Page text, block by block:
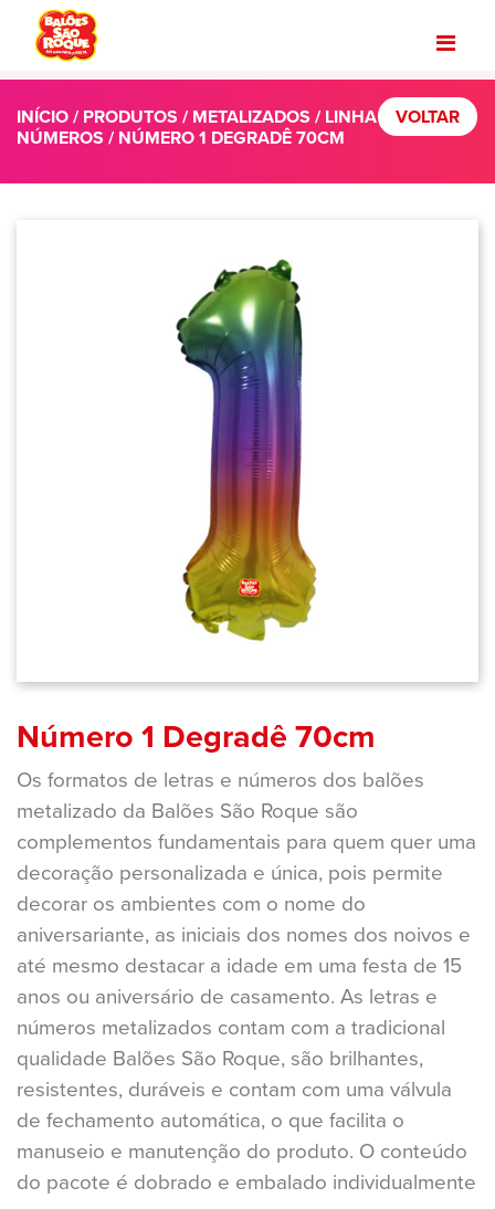
INÍCIO/PRODUTOS / METALIZADOS / LINHA
NÚMEROS / NÚMERO 1 DEGRADÊ 70CM
VOLTAR
Número 1 Degradê 70cm
Os formatos de letras e números dos balões
metalizado da Balões São Roque são
complementos fundamentais para quem quer uma
decoração personalizada e única, pois permite
decorar os ambientes com o nome do
aniversariante, as iniciais dos nomes dos noivos e
até mesmo destacar a idade em uma festa de 15
anos ou aniversário de casamento. As letras e
números metalizados contam com a tradicional
qualidade Balões São Roque, são brilhantes,
resistentes, duráveis e contam com uma válvula
de fechamento automática, o que facilita o
manuseio e manutenção do produto. O conteúdo
do pacote é dobrado e embalado individualmente